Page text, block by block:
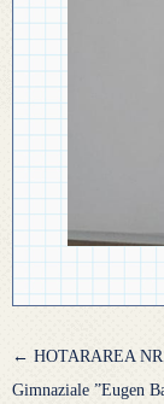
Navigare
articole
← HOTARAREA
Gimnaziale ”Eugen